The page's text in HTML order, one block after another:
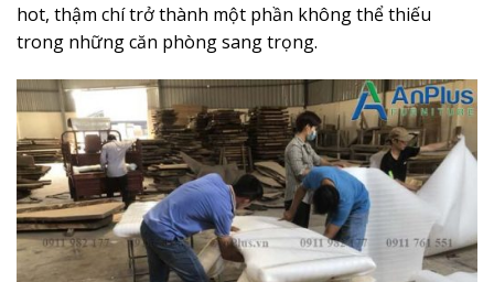
hot, thậm chí trở thành một phần không thể thiếu
trong những căn phòng sang trọng.